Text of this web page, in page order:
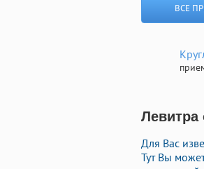
ВСЕ
Левитра
Для Вас
Тут Вы